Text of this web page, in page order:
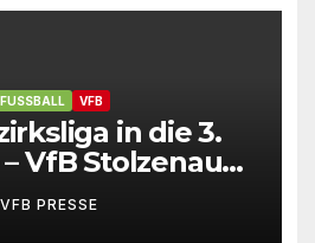
FUSSBALL VFB
in die 3.
VfB Stolzenau
VFB PRESSE